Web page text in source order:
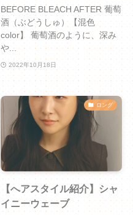
BEFORE BLEACH AFTER 葡萄
酒（ぶどうしゅ）【混色
color】 葡萄酒のように、深み
や...
2022年10月18日
ロング
【へアスタイル紹介】シャ
イニーウェーブ